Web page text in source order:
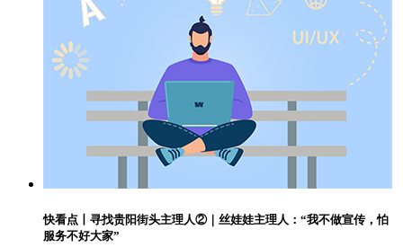
快看点丨寻找贵阳街头主理人②｜丝娃娃主理人：“我不做宣传，怕
服务不好大家”